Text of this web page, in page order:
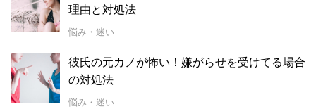
理由と対処法
悩み・迷い
彼氏の元カノが怖い！嫌がらせを受けてる場合
の対処法
悩み・迷い